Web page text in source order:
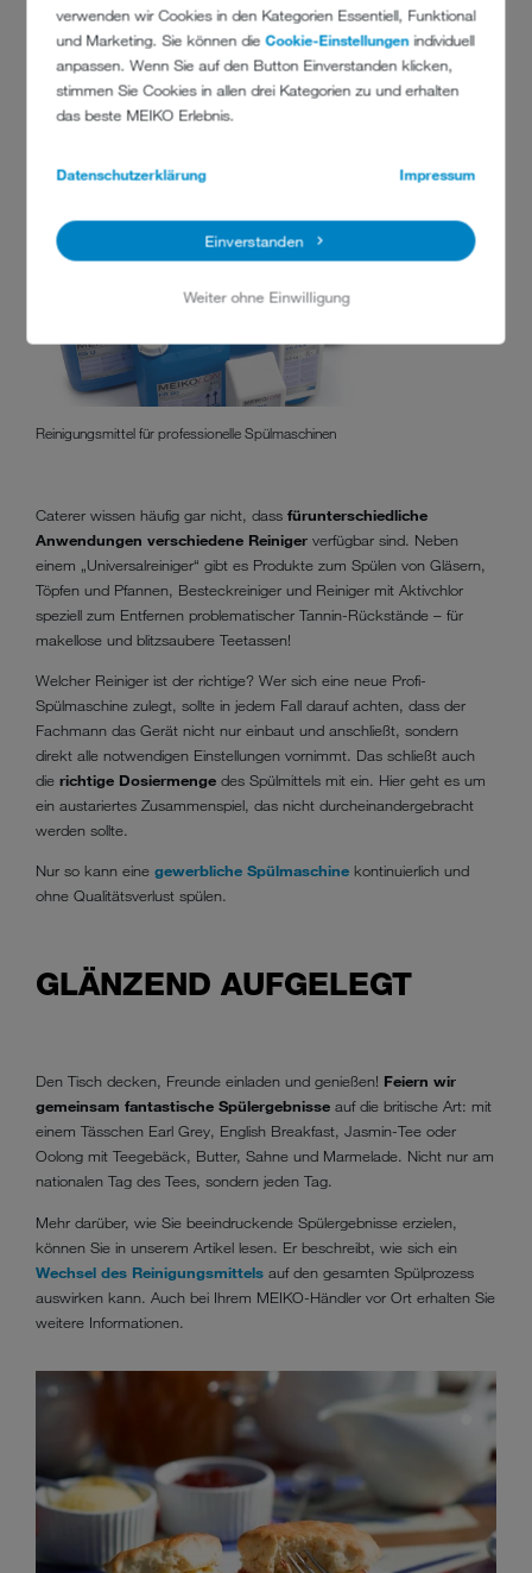
verwenden wir Cookies in den Kategorien Essentiell, Funktional
und Marketing. Sie können dieCookie-Einstellungenindividuell
anpassen. Wenn Sie auf den Button Einverstanden klicken,
stimmen Sie Cookies in allen drei Kategorien zu und erhalten
das beste MEIKO Erlebnis.
Datenschutzerklärung Impressum
Einverstanden
Weiter ohne Einwilligung
Reinigungsmittel für professionelle Spülmaschinen
Caterer wissen häufig gar nicht, dass fürunterschiedliche
Anwendungen verschiedene Reiniger verfügbar sind. Neben
einem „Universalreiniger“ gibt es Produkte zum Spülen von Gläsern,
Töpfen und Pfannen, Besteckreiniger und Reiniger mit Aktivchlor
speziell zum Entfernen problematischer Tannin-Rückstände – für
makellose und blitzsaubere Teetassen!
Welcher Reiniger ist der richtige? Wer sich eine neue Profi-
Spülmaschine zulegt, sollte in jedem Fall darauf achten, dass der
Fachmann das Gerät nicht nur einbaut und anschließt, sondern
direkt alle notwendigen Einstellungen vornimmt. Das schließt auch
die richtige Dosiermenge des Spülmittels mit ein. Hier geht es um
ein austariertes Zusammenspiel, das nicht durcheinandergebracht
werden sollte.
Nur so kann eine gewerbliche Spülmaschine kontinuierlich und
ohne Qualitätsverlust spülen.
GLÄNZEND AUFGELEGT
Den Tisch decken, Freunde einladen und genießen! Feiern wir
gemeinsam fantastische Spülergebnisse auf die britische Art: mit
einem Tässchen Earl Grey, English Breakfast, Jasmin-Tee oder
Oolong mit Teegebäck, Butter, Sahne und Marmelade. Nicht nur am
nationalen Tag des Tees, sondern jeden Tag.
Mehr darüber, wie Sie beeindruckende Spülergebnisse erzielen,
können Sie in unserem Artikel lesen. Er beschreibt, wie sich ein
Wechsel des Reinigungsmittels auf den gesamten Spülprozess
auswirken kann. Auch bei Ihrem MEIKO-Händler vor Ort erhalten Sie
weitere Informationen.